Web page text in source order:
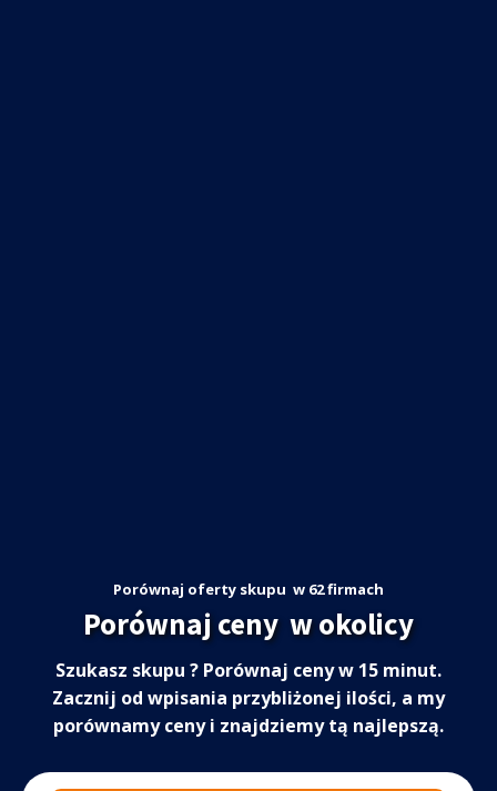
Porównaj oferty skupu w 62 firmach
Porównaj ceny w okolicy
Szukasz skupu ? Porównaj ceny w 15 minut.
Zacznij od wpisania przybliżonej ilości, a my
porównamy ceny i znajdziemy tą najlepszą.